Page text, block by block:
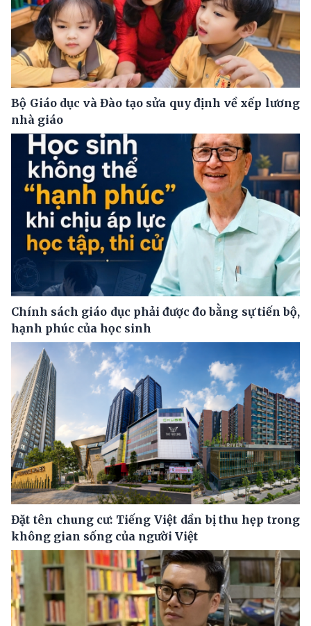
Bộ Giáo dục và Đào tạo sửa quy định về xếp lương
nhà giáo
Chính sách giáo dục phải được đo bằng sự tiến bộ,
hạnh phúc của học sinh
Đặt tên chung cư: Tiếng Việt dần bị thu hẹp trong
không gian sống của người Việt